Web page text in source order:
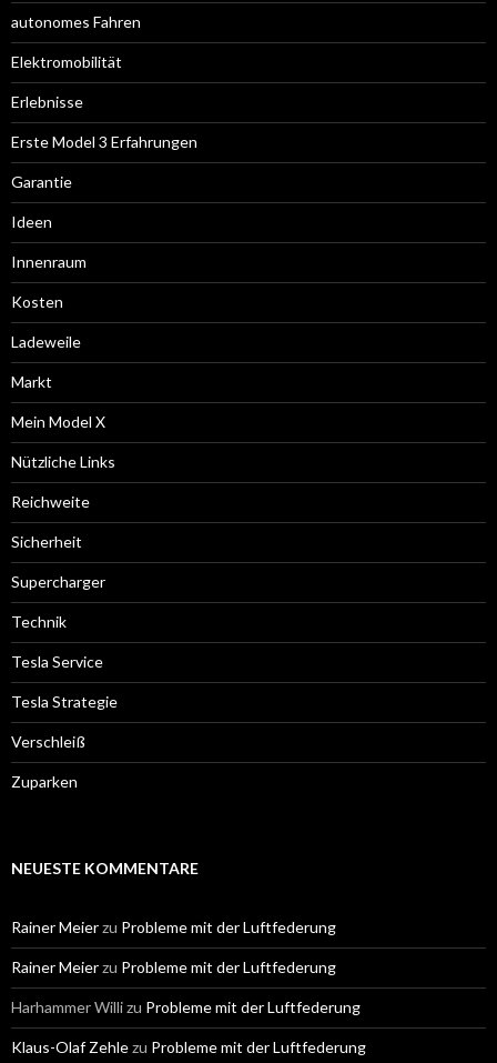
autonomes Fahren
Elektromobilität
Erlebnisse
Erste Model 3 Erfahrungen
Garantie
Ideen
Innenraum
Kosten
Ladeweile
Markt
Mein Model X
Nützliche Links
Reichweite
Sicherheit
Supercharger
Technik
Tesla Service
Tesla Strategie
Verschleiß
Zuparken
NEUESTE KOMMENTARE
Rainer Meierzu Probleme mit der Luftfederung
Rainer Meierzu Probleme mit der Luftfederung
Harhammer Willizu Probleme mit der Luftfederung
Klaus-Olaf Zehlezu Probleme mit der Luftfederung